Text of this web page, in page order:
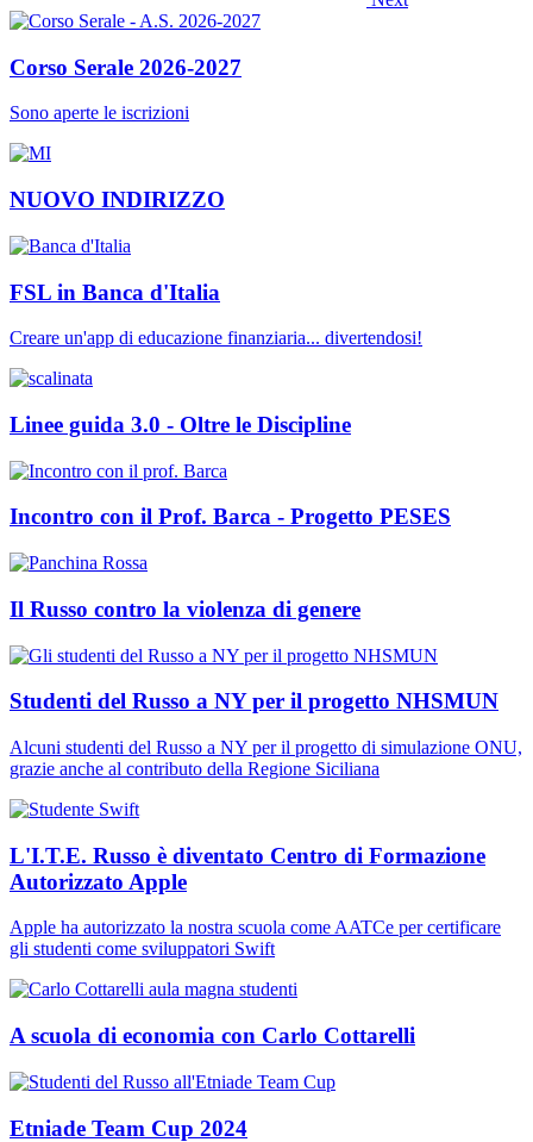
Corso Serale 2026-2027
Sono aperte le iscrizioni
NUOVO INDIRIZZO
FSL in Banca d'Italia
Creare un'app di educazione finanziaria... divertendosi!
Linee guida 3.0 - Oltre le Discipline
Incontro con il Prof. Barca - Progetto PESES
Il Russo contro la violenza di genere
Studenti del Russo a NY per il progetto NHSMUN
Alcuni studenti del Russo a NY per il progetto di simulazione ONU,
grazie anche al contributo della Regione Siciliana
L'I.T.E. Russo è diventato Centro di Formazione
Autorizzato Apple
Apple ha autorizzato la nostra scuola come AATCe per certificare
gli studenti come sviluppatori Swift
A scuola di economia con Carlo Cottarelli
Etniade Team Cup 2024